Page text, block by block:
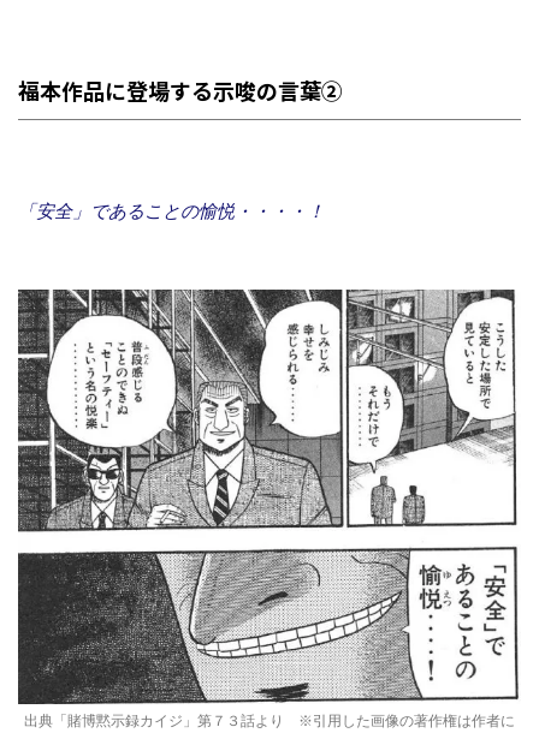
福本作品に登場する示唆の言葉②
「安全」であることの愉悦・・・・！
出典「賭博黙示録カイジ」第７３話より ※引用した画像の著作権は作者に